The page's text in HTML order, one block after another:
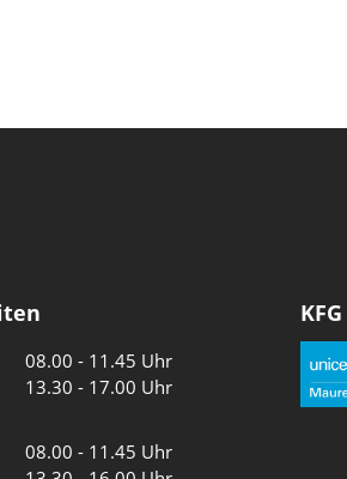
08.00 - 11.45 Uhr
13.30 - 17.00 Uhr
08.00 - 11.45 Uhr